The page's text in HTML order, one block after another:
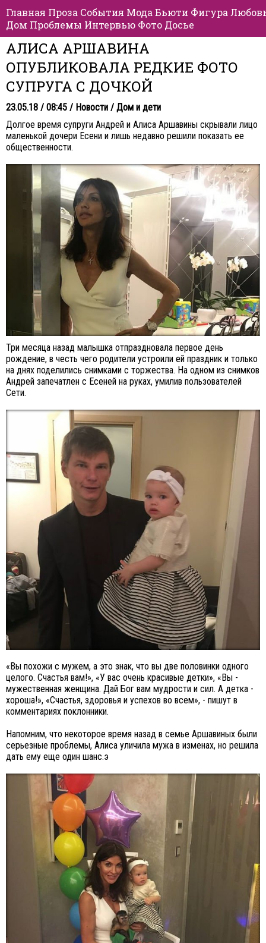
Главная Проза События Мода Бьюти Фигура
Дом Проблемы Интервью Фото Досье
АЛИСА АРШАВИНА
ОПУБЛИКОВАЛА РЕДКИЕ ФОТО
СУПРУГА С ДОЧКОЙ
23.05.18 / 08:45 / Новости / Дом и дети
Долгое время супруги Андрей и Алиса Аршавины скрывали лицо
маленькой дочери Есени и лишь недавно решили показать ее
общественности.
Три месяца назад малышка отпраздновала первое день
рождение, в честь чего родители устроили ей праздник и только
на днях поделились снимками с торжества. На одном из снимков
Андрей запечатлен с Есеней на руках, умилив пользователей
Сети.
«Вы похожи с мужем, а это знак, что вы две половинки одного
целого. Счастья вам!», «У вас очень красивые детки», «Вы -
мужественная женщина. Дай Бог вам мудрости и сил. А детка -
хороша!», «Счастья, здоровья и успехов во всем», - пишут в
комментариях поклонники.
Напомним, что некоторое время назад в семье Аршавиных были
серьезные проблемы, Алиса уличила мужа в изменах, но решила
дать ему еще один шанс.э